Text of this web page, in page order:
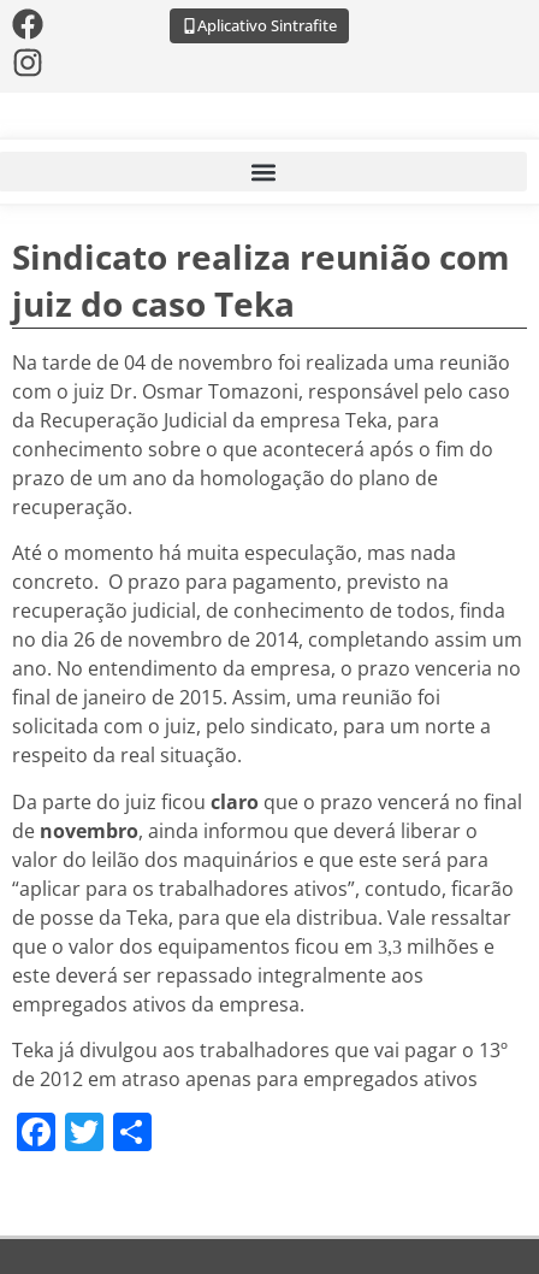
Aplicativo Sintrafite
Sindicato realiza reunião com
juiz do caso Teka
Na tarde de 04 de novembro foi realizada uma reunião
com o juiz Dr. Osmar Tomazoni, responsável pelo caso
da Recuperação Judicial da empresa Teka, para
conhecimento sobre o que acontecerá após o fim do
prazo de um ano da homologação do plano de
recuperação.
Até o momento há muita especulação, mas nada
concreto. O prazo para pagamento, previsto na
recuperação judicial, de conhecimento de todos, finda
no dia 26 de novembro de 2014, completando assim um
ano. No entendimento da empresa, o prazo venceria no
final de janeiro de 2015. Assim, uma reunião foi
solicitada com o juiz, pelo sindicato, para um norte a
respeito da real situação.
Da parte do juiz ficou claro que o prazo vencerá no final
de novembro, ainda informou que deverá liberar o
valor do leilão dos maquinários e que este será para
“aplicar para os trabalhadores ativos”, contudo, ficarão
de posse da Teka, para que ela distribua. Vale ressaltar
que o valor dos equipamentos ficou em 3,3 milhões e
este deverá ser repassado integralmente aos
empregados ativos da empresa.
Teka já divulgou aos trabalhadores que vai pagar o 13º
de 2012 em atraso apenas para empregados ativos
Facebook
Twitter